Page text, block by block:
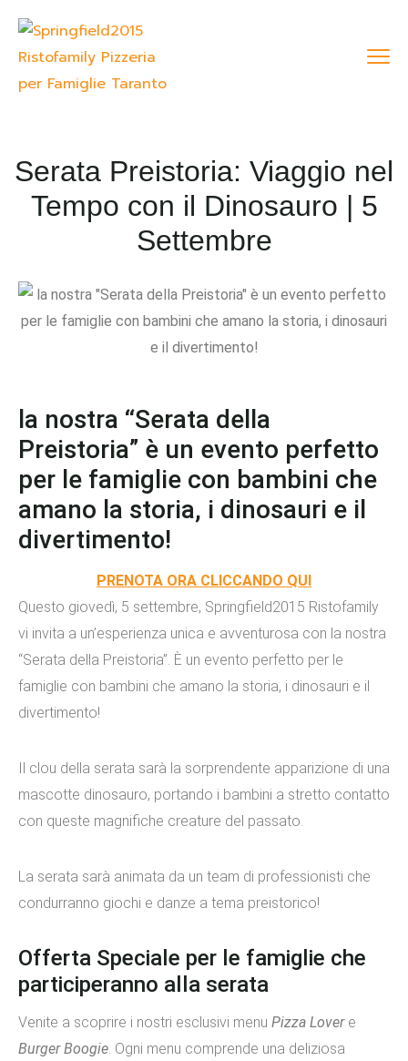
Serata Preistoria: Viaggio nel
Tempo con il Dinosauro | 5
Settembre
la nostra “Serata della
Preistoria” è un evento perfetto
per le famiglie con bambini che
amano la storia, i dinosauri e il
divertimento!
PRENOTA ORA CLICCANDO QUI
Questo giovedì, 5 settembre, Springfield2015 Ristofamily
vi invita a un’esperienza unica e avventurosa con la nostra
“Serata della Preistoria”. È un evento perfetto per le
famiglie con bambini che amano la storia, i dinosauri e il
divertimento!
Il clou della serata sarà la sorprendente apparizione di una
mascotte dinosauro, portando i bambini a stretto contatto
con queste magnifiche creature del passato.
La serata sarà animata da un team di professionisti che
condurranno giochi e danze a tema preistorico!
Offerta Speciale per le famiglie che
participeranno alla serata
Venite a scoprire i nostri esclusivi menu Pizza Lovere
Burger Boogie. Ogni menu comprende una deliziosa